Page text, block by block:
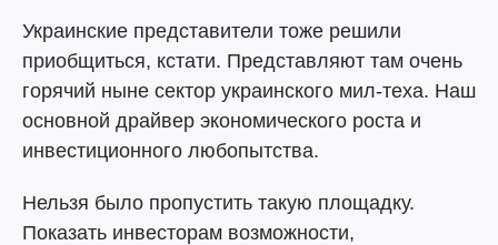
Украинские представители тоже решили
приобщиться, кстати. Представляют там очень
горячий ныне сектор украинского мил-теха. Наш
основной драйвер экономического роста и
инвестиционного любопытства.
Нельзя было пропустить такую площадку.
Показать инвесторам возможности,